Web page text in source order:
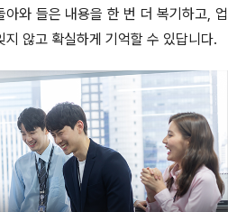
와 들은 내용을 한 번 더 복기하고, 업
않고 확실하게 기억할 수 있답니다.